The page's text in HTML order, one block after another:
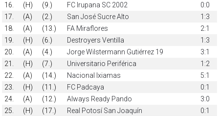
16.
(H) (9.) FC Irupana SC 2002
0:0
17.
(A) (2.) San José Sucre Alto
1:3
18.
(A) (13.) FA Miraflores
2:1
19.
(H) (6.) Destroyers Ventilla
1:3
20.
(A) (4.) Jorge Wilstermann Gutiérrez 19
3:1
21.
(H) (7.) Universitario Periférica
1:2
22.
(A) (14.) Nacional Ixiamas
5:1
23.
(H) (11.) FC Padcaya
0:1
24.
(A) (12.) Always Ready Pando
3:0
25.
(H) (17.) Real Potosí San Joaquín
0:1